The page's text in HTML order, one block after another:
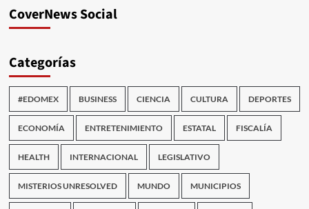
CoverNews Social
Categorías
#EDOMEX BUSINESS CIENCIA CULTURA DEPORTES
ECONOMÍA ENTRETENIMIENTO ESTATAL FISCALÍA
HEALTH INTERNACIONAL LEGISLATIVO
MISTERIOS UNRESOLVED MUNDO MUNICIPIOS